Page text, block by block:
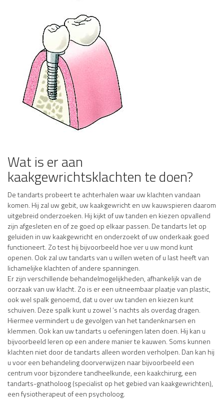
Wat is er aan
kaakgewrichtsklachten te doen?
De tandarts probeert te achterhalen waar uw klachten vandaan
komen. Hij zal uw gebit, uw kaakgewricht en uw kauwspieren daarom
uitgebreid onderzoeken. Hij kijkt of uw tanden en kiezen opvallend
zijn afgesleten en of ze goed op elkaar passen. De tandarts let op
geluiden in uw kaakgewricht en onderzoekt of uw onderkaak goed
functioneert. Zo test hij bijvoorbeeld hoe ver u uw mond kunt
openen. Ook zal uw tandarts van u willen weten of u last heeft van
lichamelijke klachten of andere spanningen.
Er zijn verschillende behandelmogelijkheden, afhankelijk van de
oorzaak van uw klacht. Zo is er een uitneembaar plaatje van plastic,
ook wel spalk genoemd, dat u over uw tanden en kiezen kunt
schuiven. Deze spalk kunt u zowel ’s nachts als overdag dragen.
Hiermee vermindert u de gevolgen van het tandenknarsen en
klemmen. Ook kan uw tandarts u oefeningen laten doen. Hij kan u
bijvoorbeeld leren op een andere manier te kauwen. Soms kunnen
klachten niet door de tandarts alleen worden verholpen. Dan kan hij
u voor een behandeling doorverwijzen naar bijvoorbeeld een
centrum voor bijzondere tandheelkunde, een kaakchirurg, een
tandarts-gnatholoog (specialist op het gebied van kaakgewrichten),
een fysiotherapeut of een psycholoog.